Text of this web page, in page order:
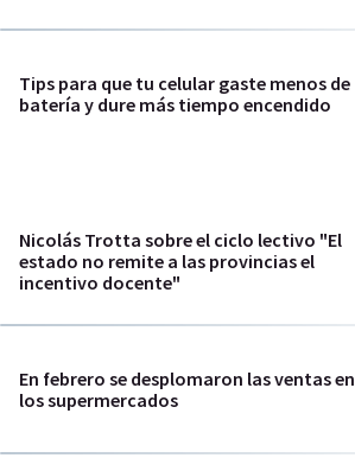
Tips para que tu celular gaste menos de
batería y dure más tiempo encendido
Nicolás Trotta sobre el ciclo lectivo "El
estado no remite a las provincias el
incentivo docente"
En febrero se desplomaron las ventas en
los supermercados